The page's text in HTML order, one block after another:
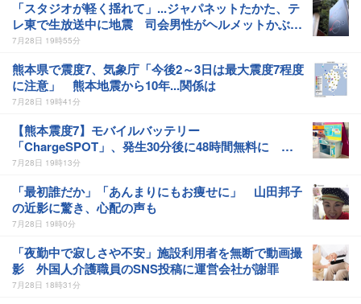
「スタジオが軽く揺れて」...ジャパネットたかた、テ
レ東で生放送中に地震 司会男性がヘルメットかぶり
呼びかけ
7月28日 19時55分
熊本県で震度7、気象庁「今後2～3日は最大震度7程度
に注意」 熊本地震から10年...関係は
7月28日 19時41分
【熊本震度7】モバイルバッテリー
「ChargeSPOT」、発生30分後に48時間無料に
「神対応」「素晴らしすぎる」と反響
7月28日 19時13分
「最初誰だか」「あんまりにもお痩せに」 山田邦子
の近影に驚き、心配の声も
7月28日 19時0分
「夜勤中で寂しさや不安」施設利用者を無断で動画撮
影 外国人介護職員のSNS投稿に運営会社が謝罪
7月28日 18時31分